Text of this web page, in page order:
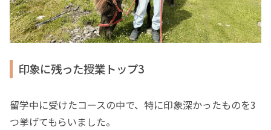
印象に残った授業トップ3
留学中に受けたコースの中で、特に印象深かったものを3
つ挙げてもらいました。